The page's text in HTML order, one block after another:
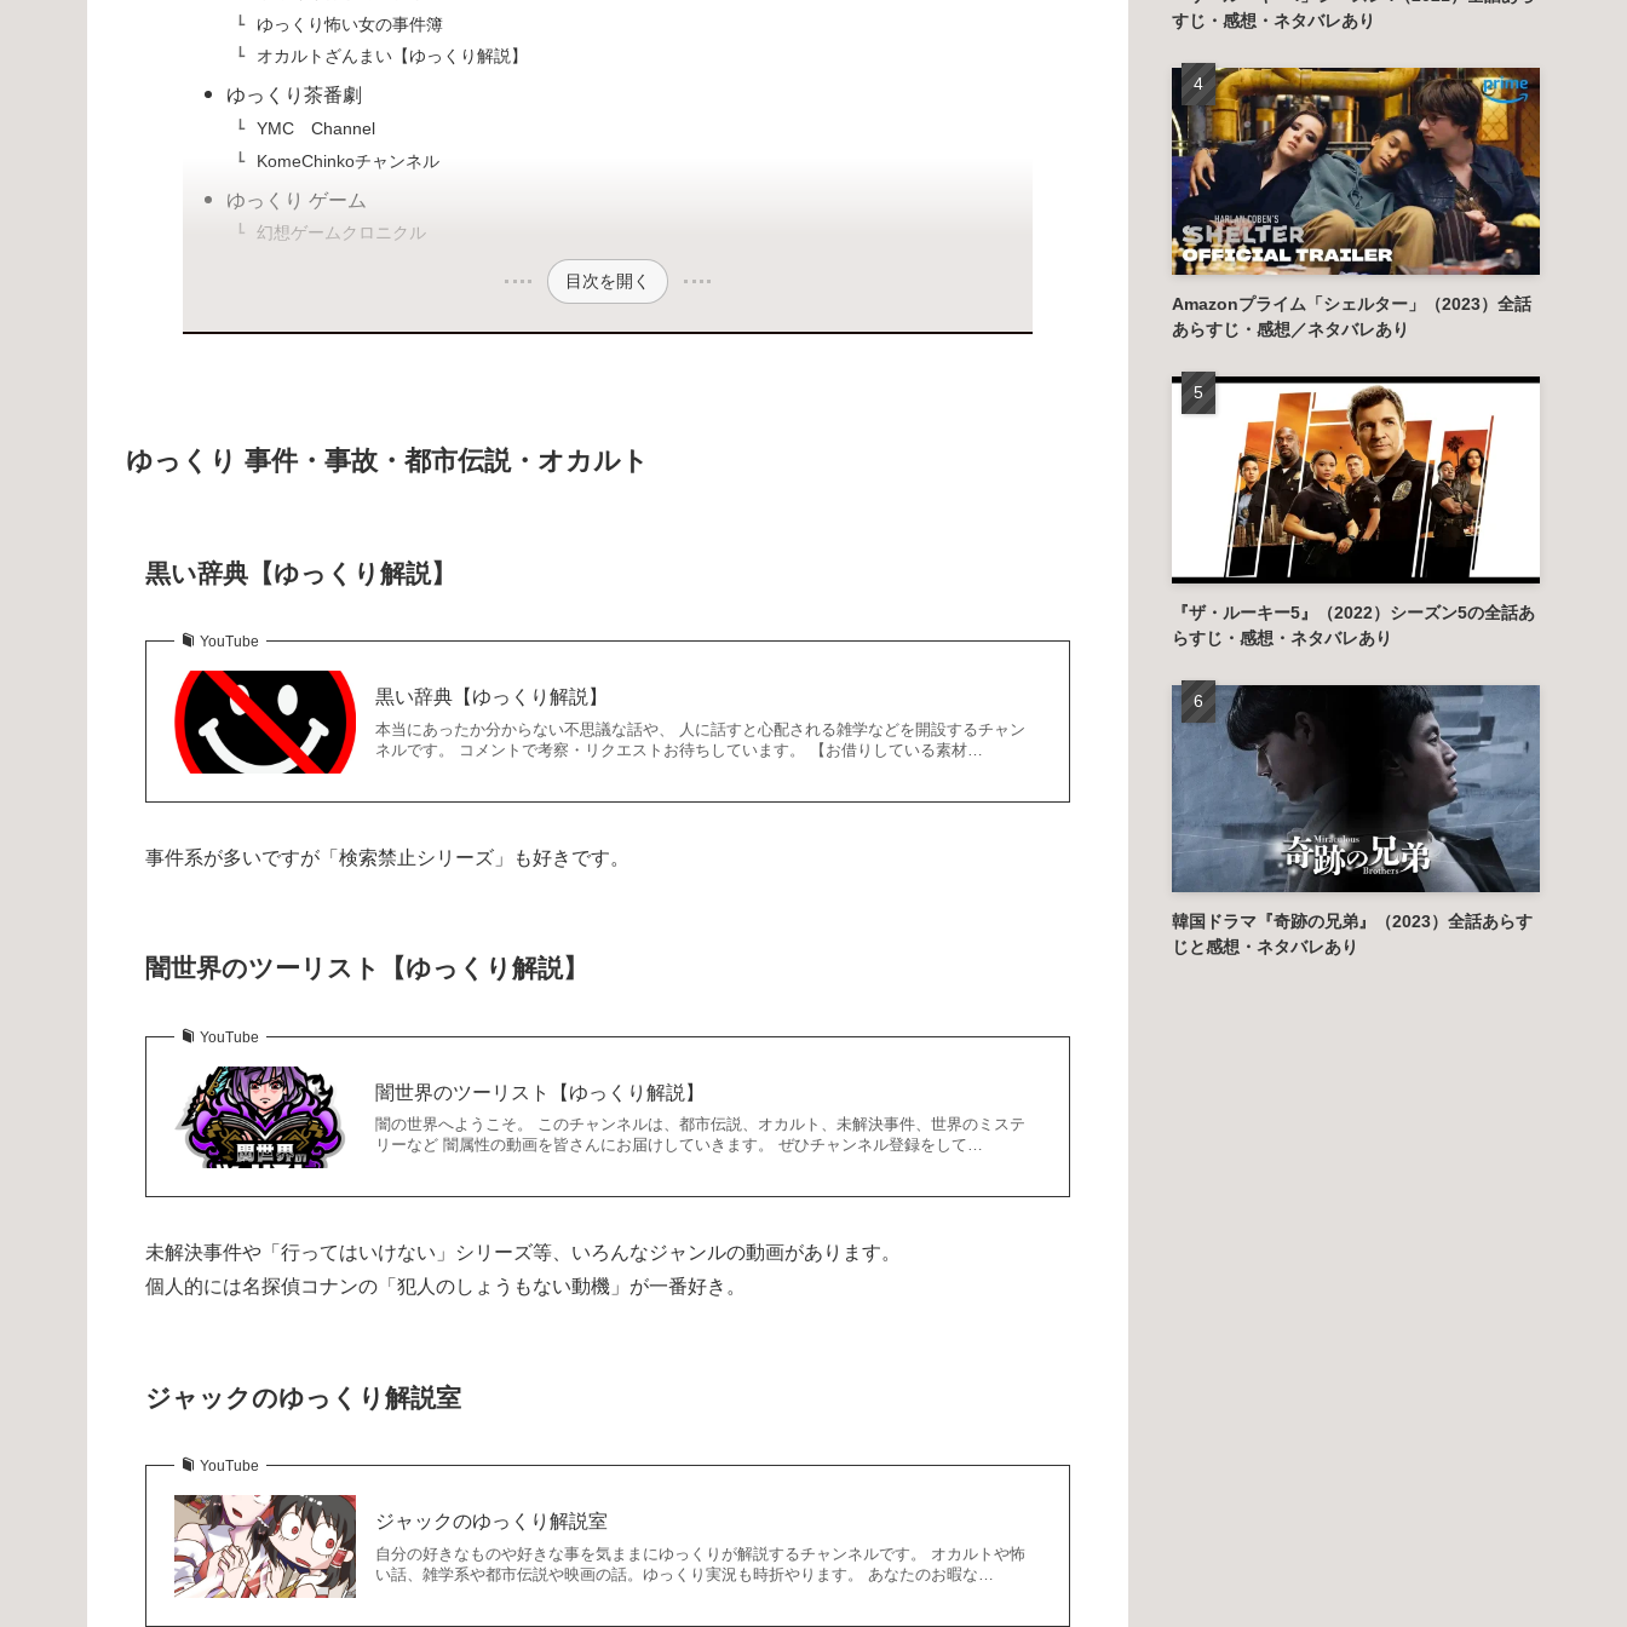
ゆっくり怖い女の事件簿
オカルトざんまい【ゆっくり解説】
ゆっくり茶番劇
YMC Channel
KomeChinkoチャンネル
ゆっくり ゲーム
幻想ゲームクロニクル
目次を開く
ゆっくり 事件・事故・都市伝説・オカルト
黒い辞典【ゆっくり解説】
YouTube
黒い辞典【ゆっくり解説】
本当にあったか分からない不思議な話や、 人に話すと心配される雑学などを開設するチャン
ネルです。 コメントで考察・リクエストお待ちしています。 【お借りしている素材…
事件系が多いですが「検索禁止シリーズ」も好きです。
闇世界のツーリスト【ゆっくり解説】
YouTube
闇世界のツーリスト【ゆっくり解説】
闇の世界へようこそ。 このチャンネルは、都市伝説、オカルト、未解決事件、世界のミステ
リーなど 闇属性の動画を皆さんにお届けしていきます。 ぜひチャンネル登録をして…
未解決事件や「行ってはいけない」シリーズ等、いろんなジャンルの動画があります。
個人的には名探偵コナンの「犯人のしょうもない動機」が一番好き。
ジャックのゆっくり解説室
YouTube
ジャックのゆっくり解説室
自分の好きなものや好きな事を気ままにゆっくりが解説するチャンネルです。 オカルトや怖
い話、雑学系や都市伝説や映画の話。ゆっくり実況も時折やります。 あなたのお暇な…
すじ・感想・ネタバレあり
Amazonプライム「シェルター」（2023）全話
あらすじ・感想／ネタバレあり
『ザ・ルーキー5』（2022）シーズン5の全話あ
らすじ・感想・ネタバレあり
韓国ドラマ『奇跡の兄弟』（2023）全話あらす
じと感想・ネタバレあり